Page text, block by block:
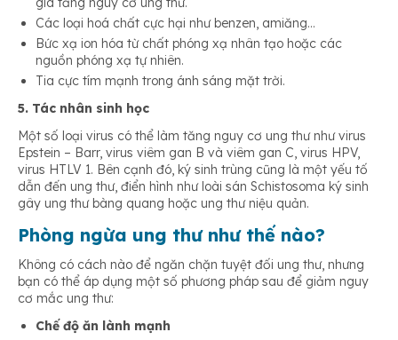
Các loại hoá chất cực hại như benzen, amiăng…
Bức xạ ion hóa từ chất phóng xạ nhân tạo hoặc các
nguồn phóng xạ tự nhiên.
Tia cực tím mạnh trong ánh sáng mặt trời.
5. Tác nhân sinh học
Một số loại virus có thể làm tăng nguy cơ ung thư như virus
Epstein – Barr, virus viêm gan B và viêm gan C, virus HPV,
virus HTLV 1. Bên cạnh đó, ký sinh trùng cũng là một yếu tố
dẫn đến ung thư, điển hình như loài sán Schistosoma ký sinh
gây ung thư bàng quang hoặc ung thư niệu quản.
Phòng ngừa ung thư như thế nào?
Không có cách nào để ngăn chặn tuyệt đối ung thư, nhưng
bạn có thể áp dụng một số phương pháp sau để giảm nguy
cơ mắc ung thư:
Chế độ ăn lành mạnh